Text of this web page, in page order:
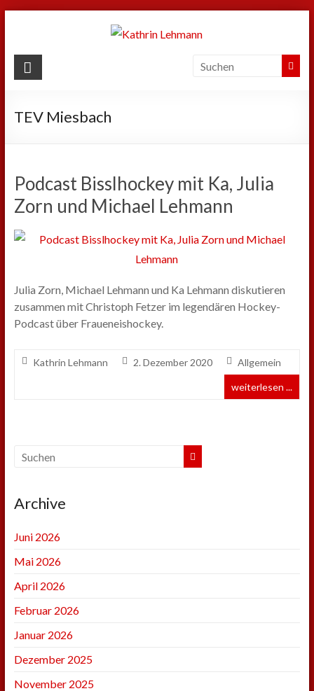
springen
Kathrin
Sport
Privat
TEV Miesbach
Podcast Bisslhockey mit Ka, Julia
Zorn und Michael Lehmann
Julia Zorn, Michael Lehmann und Ka Lehmann diskutieren
zusammen mit Christoph Fetzer im legendären Hockey-
Podcast über Fraueneishockey.
Kathrin Lehmann 2. Dezember 2020 Allgemein
weiterlesen ...
Archive
Juni 2026
Mai 2026
April 2026
Februar 2026
Januar 2026
Dezember 2025
November 2025